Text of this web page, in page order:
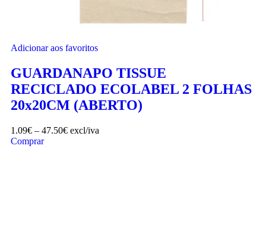
Adicionar aos favoritos
GUARDANAPO TISSUE
RECICLADO ECOLABEL 2 FOLHAS
20x20CM (ABERTO)
1.09€ – 47.50€ excl/iva
Comprar